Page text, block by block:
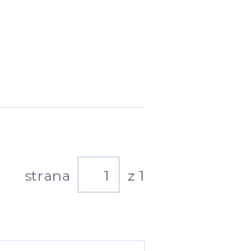
strana z 1